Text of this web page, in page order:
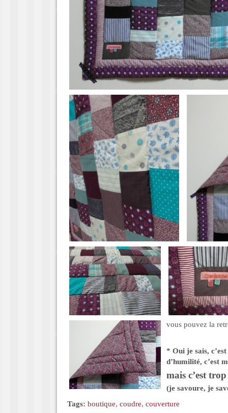
vous pouvez la
* Oui je sais,
d’humilité, c’est
mais c’est
(je savoure, je
Tags: boutique, coudre, couverture